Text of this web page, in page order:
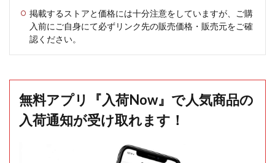
掲載するストアと価格には十分注意をしていますが、ご購
入前にご自身にて必ずリンク先の販売価格・販売元をご確
認ください。
無料アプリ『入荷Now』で人気商品の
入荷通知が受け取れます！